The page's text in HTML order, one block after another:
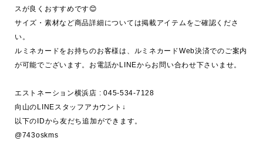
スが良くおすすめです😊
サイズ・素材など商品詳細については掲載アイテムをご確認くださ
い。
ルミネカードをお持ちのお客様は、ルミネカードWeb決済でのご案内
が可能でございます。お電話かLINEからお問い合わせ下さいませ。
エストネーション横浜店 : 045-534-7128
向山のLINEスタッフアカウント↓
以下のIDから友だち追加ができます。
@743oskms